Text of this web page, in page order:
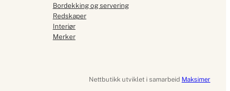
Bordekking og servering
Redskaper
Interiør
Merker
Nettbutikk utviklet i samarbeid Maksimer